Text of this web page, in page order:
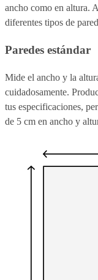
ancho como en altura.
diferentes tipos de
Paredes estándar
Mide el ancho y la
cuidadosamente.
tus especificaciones,
de 5 cm en ancho y